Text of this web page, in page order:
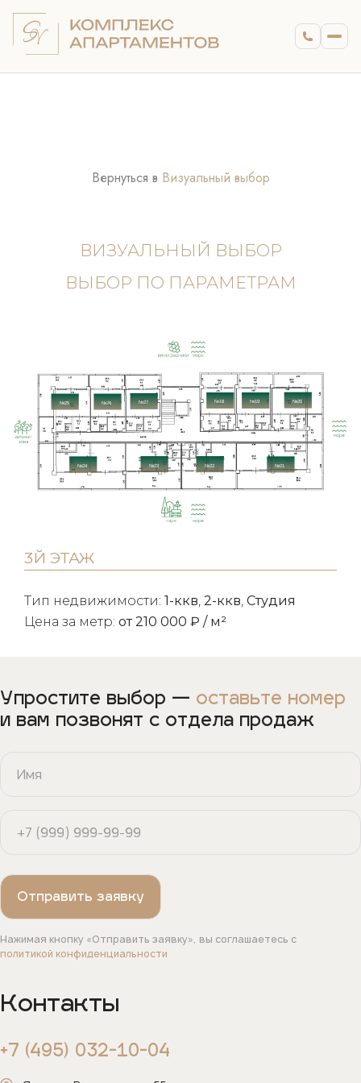
Вернуться в Визуальный выбор
ВИЗУАЛЬНЫЙ ВЫБОР
ВЫБОР ПО ПАРАМЕТРАМ
№27
№26
№25
№24 №23 №22 №21
№20
№19
№18
3Й ЭТАЖ
Тип недвижимости: 1-ккв, 2-ккв, Студия
Цена за метр: от 210 000 ₽ / м²
Упростите выбор — оставьте номер
и вам позвонят с отдела продаж
Нажимая кнопку «Отправить заявку», вы соглашаетесь с
политикой конфиденциальности
Контакты
+7 (495) 032-10-04